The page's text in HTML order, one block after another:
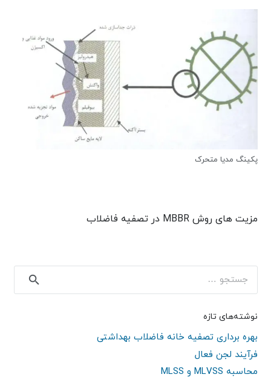
پکینگ مدیا متحرک
مزیت های روش MBBR در تصفیه فاضلاب
برای:
نوشته‌های تازه
بهره برداری تصفیه خانه فاضلاب بهداشتی
فرآیند لجن فعال
محاسبه MLVSS و MLSS